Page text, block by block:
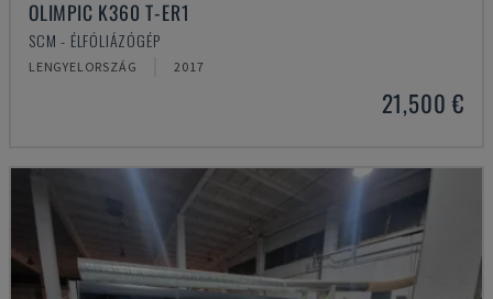
OLIMPIC K360 T-ER1
SCM - ÉLFÓLIÁZÓGÉP
LENGYELORSZÁG 2017
21,500 €